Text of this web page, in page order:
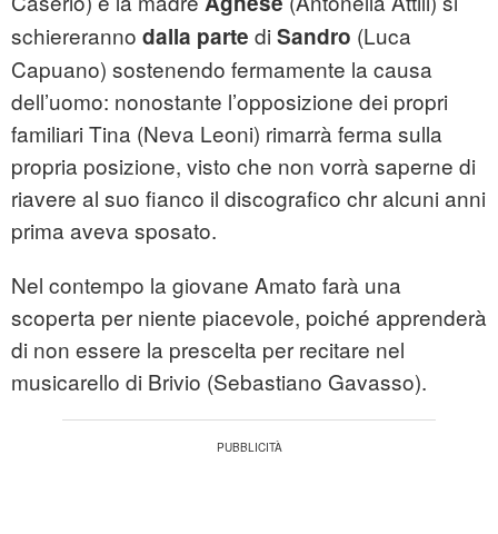
schiereranno dalla parte di Sandro (Luca
Capuano) sostenendo fermamente la causa
dell’uomo: nonostante l’opposizione dei propri
familiari Tina (Neva Leoni) rimarrà ferma sulla
propria posizione, visto che non vorrà saperne di
riavere al suo fianco il discografico chr alcuni anni
prima aveva sposato.
Nel contempo la giovane Amato farà una
scoperta per niente piacevole, poiché apprenderà
di non essere la prescelta per recitare nel
musicarello di Brivio (Sebastiano Gavasso).